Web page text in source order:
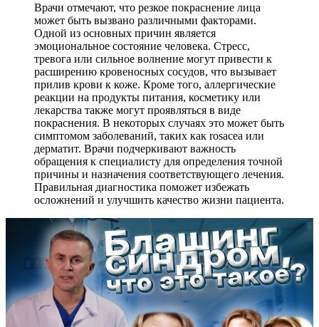
Врачи отмечают, что резкое покраснение лица
может быть вызвано различными факторами.
Одной из основных причин является
эмоциональное состояние человека. Стресс,
тревога или сильное волнение могут привести к
расширению кровеносных сосудов, что вызывает
прилив крови к коже. Кроме того, аллергические
реакции на продукты питания, косметику или
лекарства также могут проявляться в виде
покраснения. В некоторых случаях это может быть
симптомом заболеваний, таких как rosacea или
дерматит. Врачи подчеркивают важность
обращения к специалисту для определения точной
причины и назначения соответствующего лечения.
Правильная диагностика поможет избежать
осложнений и улучшить качество жизни пациента.